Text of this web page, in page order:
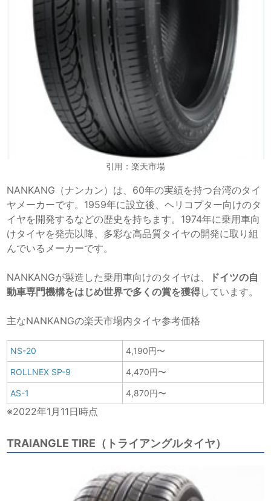
引用：楽天市場
NANKANG（ナンカン）は、60年の実績を持つ台湾のタイ
ヤメーカーです。1959年に設立後、ヘリコプター向けのタ
イヤを開発するなどの歴史を持ちます。1974年に乗用車向
けタイヤを発売以降、多彩な高品質タイヤの開発に取り組
んでいるメーカーです。
NANKANGが製造した乗用車向けのタイヤは、
ドイツの自
動車専門機構をはじめ世界で多くの賞を獲得しています。
主なNANKANGの楽天市場内タイヤ参考価格
NS-20 4,190円〜
ROLLNEX SP-9 4,470円〜
AS-1 4,870円〜
※2022年1月11日時点
TRAIANGLE TIRE（トライアングルタイヤ）